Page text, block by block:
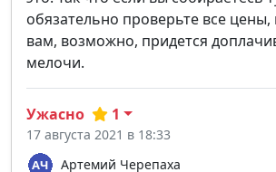
обязательно проверьте все
вам, возможно, придется
мелочи.
Артемий Черепаха
Ужасно 1
17 августа 2021 в 18:33